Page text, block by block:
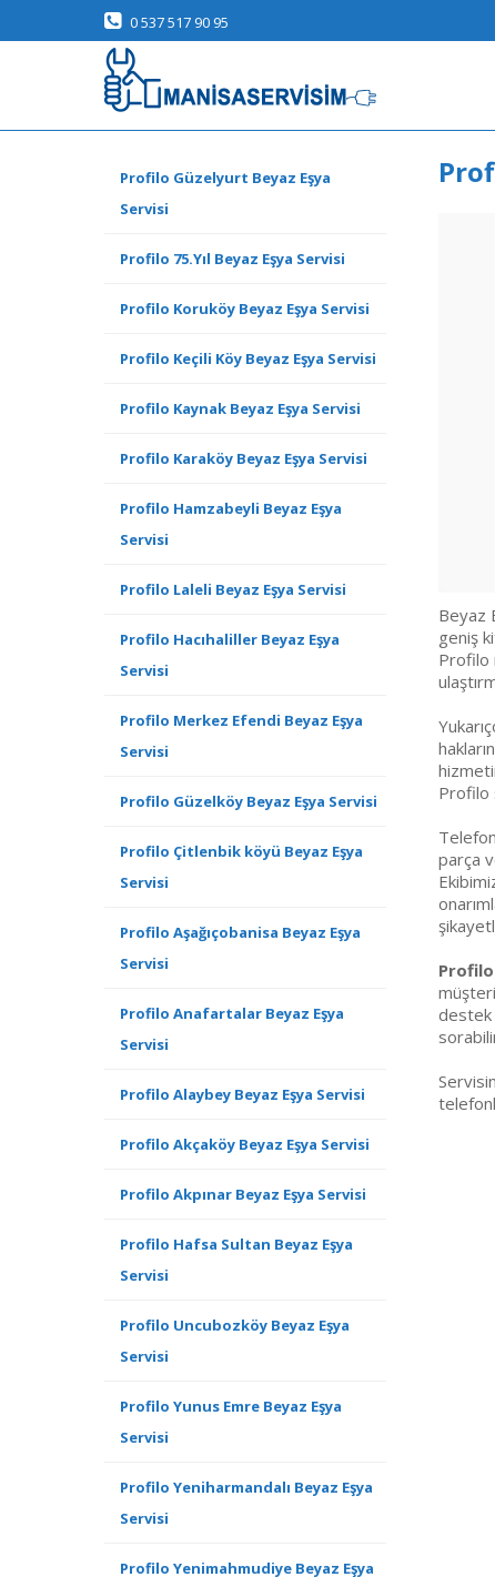
0 537 517 90 95
Beyaz
geniş
Profilo
Profilo
parça
destek
Profilo Güzelyurt Beyaz Eşya
Servisi
Profilo 75.Yıl Beyaz Eşya Servisi
Profilo Koruköy Beyaz Eşya Servisi
Profilo Keçili Köy Beyaz Eşya Servisi
Profilo Kaynak Beyaz Eşya Servisi
Profilo Karaköy Beyaz Eşya Servisi
Profilo Hamzabeyli Beyaz Eşya
Servisi
Profilo Laleli Beyaz Eşya Servisi
Profilo Hacıhaliller Beyaz Eşya
Servisi
Profilo Merkez Efendi Beyaz Eşya
Servisi
Profilo Güzelköy Beyaz Eşya Servisi
Profilo Çitlenbik köyü Beyaz Eşya
Servisi
Profilo Aşağıçobanisa Beyaz Eşya
Servisi
Profilo Anafartalar Beyaz Eşya
Servisi
Profilo Alaybey Beyaz Eşya Servisi
Profilo Akçaköy Beyaz Eşya Servisi
Profilo Akpınar Beyaz Eşya Servisi
Profilo Hafsa Sultan Beyaz Eşya
Servisi
Profilo Uncubozköy Beyaz Eşya
Servisi
Profilo Yunus Emre Beyaz Eşya
Servisi
Profilo Yeniharmandalı Beyaz Eşya
Servisi
Profilo Yenimahmudiye Beyaz Eşya